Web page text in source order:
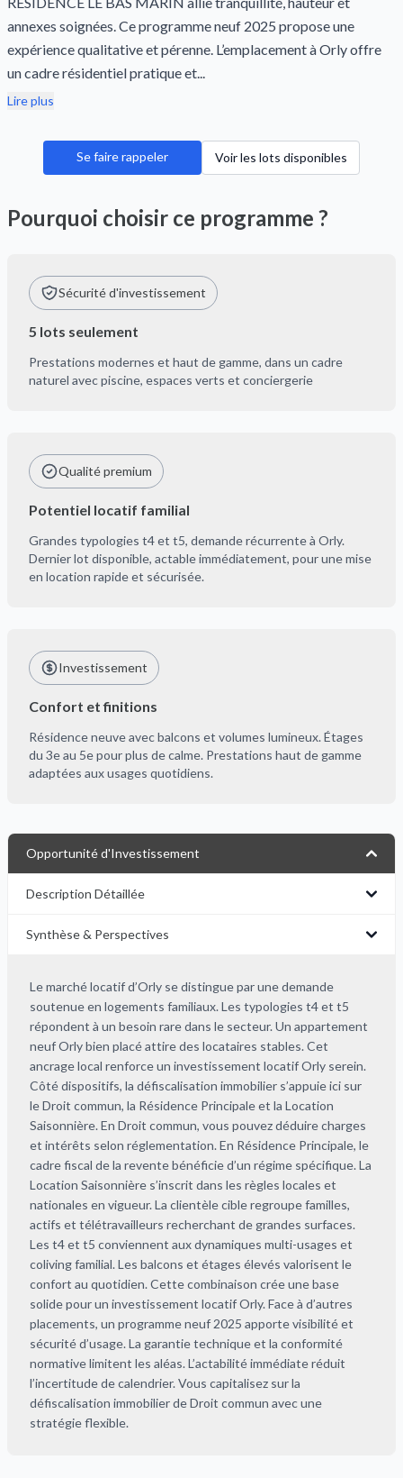
annexes soignées. Ce programme neuf 2025 propose une
expérience qualitative et pérenne. L’emplacement à Orly offre
un cadre résidentiel pratique et...
Lire plus
Se faire rappeler Voir les lots disponibles
Pourquoi choisir ce programme ?
Sécurité d'investissement
5 lots seulement
Prestations modernes et haut de gamme, dans un cadre
naturel avec piscine, espaces verts et conciergerie
Qualité premium
Potentiel locatif familial
Grandes typologies t4 et t5, demande récurrente à Orly.
Dernier lot disponible, actable immédiatement, pour une mise
en location rapide et sécurisée.
Investissement
Confort et finitions
Résidence neuve avec balcons et volumes lumineux. Étages
du 3e au 5e pour plus de calme. Prestations haut de gamme
adaptées aux usages quotidiens.
Opportunité d'Investissement
Description Détaillée
Synthèse & Perspectives
Le marché locatif d’Orly se distingue par une demande
soutenue en logements familiaux. Les typologies t4 et t5
répondent à un besoin rare dans le secteur. Un appartement
neuf Orly bien placé attire des locataires stables. Cet
ancrage local renforce un investissement locatif Orly serein.
Côté dispositifs, la défiscalisation immobilier s’appuie ici sur
le Droit commun, la Résidence Principale et la Location
Saisonnière. En Droit commun, vous pouvez déduire charges
et intérêts selon réglementation. En Résidence Principale, le
cadre fiscal de la revente bénéficie d’un régime spécifique. La
Location Saisonnière s’inscrit dans les règles locales et
nationales en vigueur. La clientèle cible regroupe familles,
actifs et télétravailleurs recherchant de grandes surfaces.
Les t4 et t5 conviennent aux dynamiques multi-usages et
coliving familial. Les balcons et étages élevés valorisent le
confort au quotidien. Cette combinaison crée une base
solide pour un investissement locatif Orly. Face à d’autres
placements, un programme neuf 2025 apporte visibilité et
sécurité d’usage. La garantie technique et la conformité
normative limitent les aléas. L’actabilité immédiate réduit
l’incertitude de calendrier. Vous capitalisez sur la
défiscalisation immobilier de Droit commun avec une
stratégie flexible.